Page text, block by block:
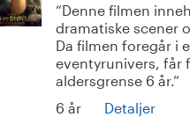
Denne filmen
dramatiske scener
Da filmen foregår i
eventyrunivers, får
aldersgrense 6 år.
6 år
Detaljer